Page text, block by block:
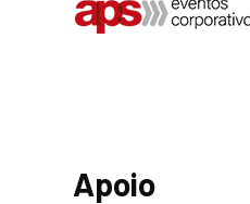
Apoio